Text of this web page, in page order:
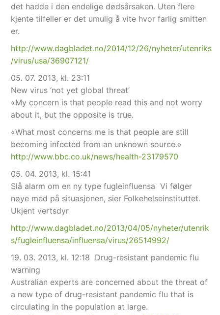
det hadde i den endelige dødsårsaken. Uten flere
kjente tilfeller er det umulig å vite hvor farlig smitten
er.
http://www.dagbladet.no/2014/12/26/nyheter/utenriks
/virus/usa/36907121/
05. 07. 2013, kl. 23:11
New virus ‘not yet global threat’
«My concern is that people read this and not worry
about it, but the opposite is true.
«What most concerns me is that people are still
becoming infected from an unknown source.»
http://www.bbc.co.uk/news/health-23179570
05. 04. 2013, kl. 15:41
Slå alarm om en ny type fugleinfluensa Vi følger
nøye med på situasjonen, sier Folkehelseinstituttet.
Ukjent vertsdyr
http://www.dagbladet.no/2013/04/05/nyheter/utenrik
s/fugleinfluensa/influensa/virus/26514992/
19. 03. 2013, kl. 12:18 Drug-resistant pandemic flu
warning
Australian experts are concerned about the threat of
a new type of drug-resistant pandemic flu that is
circulating in the population at large.